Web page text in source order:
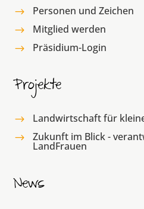
$ Personen und Zeichen
$ Mitglied werden
$ Präsidium-Login
Projekte
$ Landwirtschaft für
$ Zukunft im Blick -
LandFrauen
News